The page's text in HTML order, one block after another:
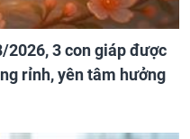
3 con giáp được
rỉnh, yên tâm hưởng